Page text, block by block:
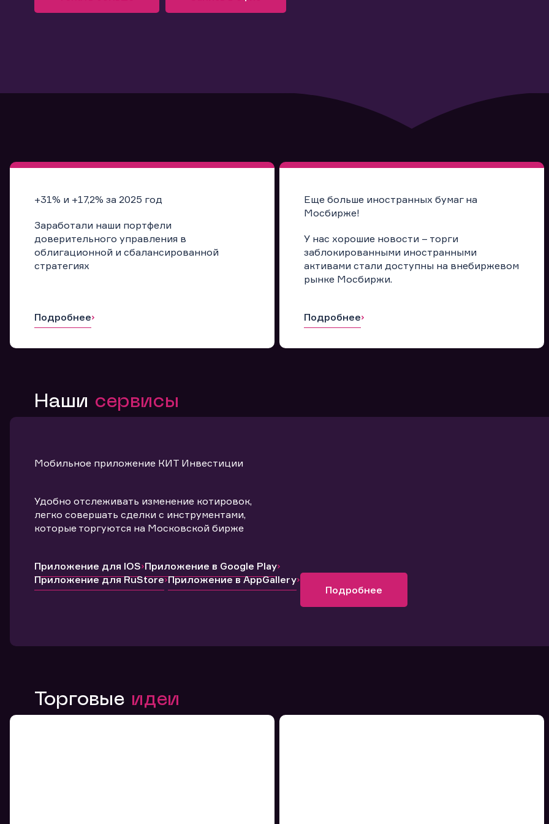
+31% и +17,2% за 2025 год
Заработали наши портфели
доверительного управления в
облигационной и сбалансированной
стратегиях
Подробнее
Еще больше иностранных бумаг на
Мосбирже!
У нас хорошие новости – торги
заблокированными иностранными
активами стали доступны на внебиржевом
рынке Мосбиржи.
Подробнее
Наши сервисы
Мобильное приложение КИТ Инвестиции
Удобно отслеживать изменение котировок,
легко совершать сделки с инструментами,
которые торгуются на Московской бирже
Приложение для IOS Приложение в Google Play
Приложение для RuStore Приложение в AppGallery
Подробнее
Торговые идеи